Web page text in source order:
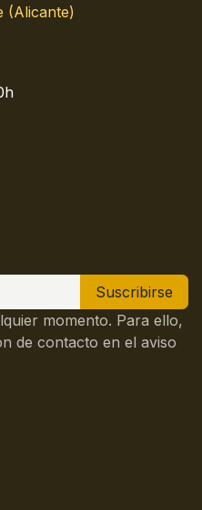
(Alicante)
Suscribirse
momento. Para ello,
de contacto en el aviso